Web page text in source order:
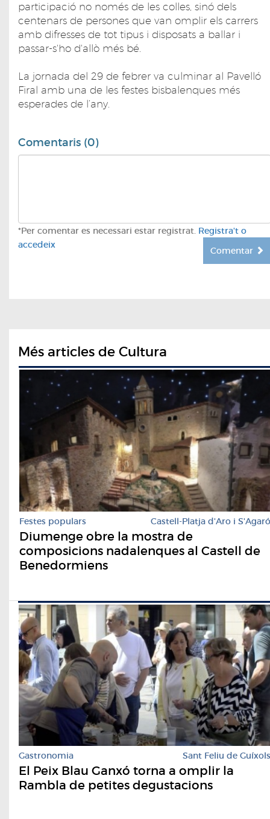
participació no només de les colles, sinó dels
centenars de persones que van omplir els carrers
amb difresses de tot tipus i disposats a ballar i
passar-s'ho d'allò més bé.
La jornada del 29 de febrer va culminar al Pavelló
Firal amb una de les festes bisbalenques més
esperades de l’any.
Comentaris (0)
*Per comentar es necessari estar registrat. Registra't o
accedeix
Comentar
Més articles de Cultura
Festes populars Castell-Platja d'Aro i S'Agaró
Diumenge obre la mostra de
composicions nadalenques al Castell de
Benedormiens
Gastronomia Sant Feliu de Guíxols
El Peix Blau Ganxó torna a omplir la
Rambla de petites degustacions